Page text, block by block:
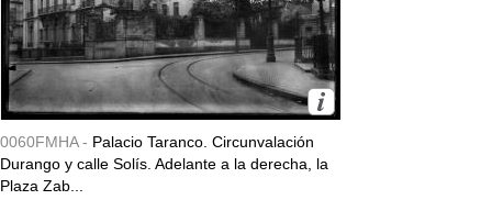
0060FMHA - Palacio Taranco. Circunvalación
Durango y calle Solís. Adelante a la derecha, la
Plaza Zab...